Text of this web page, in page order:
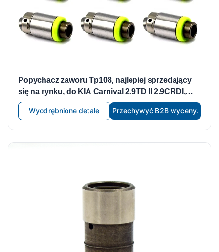
Popychacz zaworu Tp108, najlepiej sprzedający
się na rynku, do KIA Carnival 2.9TD II 2.9CRDI,
szeroki zakres zastosowań HF-46214.29 0K551-
12-100
Wyodrębnione detale Przechywyć B2B wyceny.